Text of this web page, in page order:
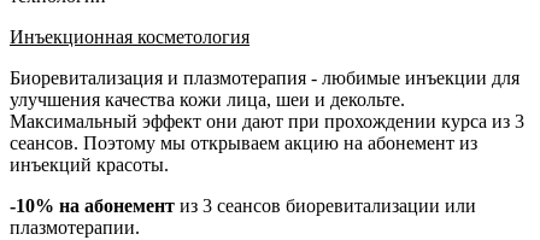
Инъекционная косметология
Биоревитализация и плазмотерапия - любимые инъекции для
улучшения качества кожи лица, шеи и декольте.
Максимальный эффект они дают при прохождении курса из 3
сеансов. Поэтому мы открываем акцию на абонемент из
инъекций красоты.
-10% на абонемент из 3 сеансов биоревитализации или
плазмотерапии.